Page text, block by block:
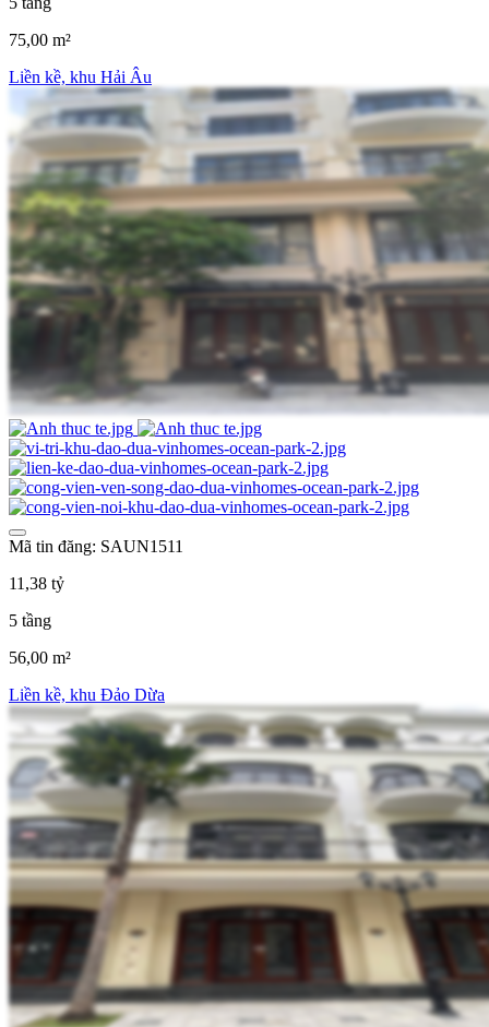
75,00 m²
Liền kề, khu Hải Âu
Mã tin đăng: SAUN1511
11,38 tỷ
5 tầng
56,00 m²
Liền kề, khu Đảo Dừa